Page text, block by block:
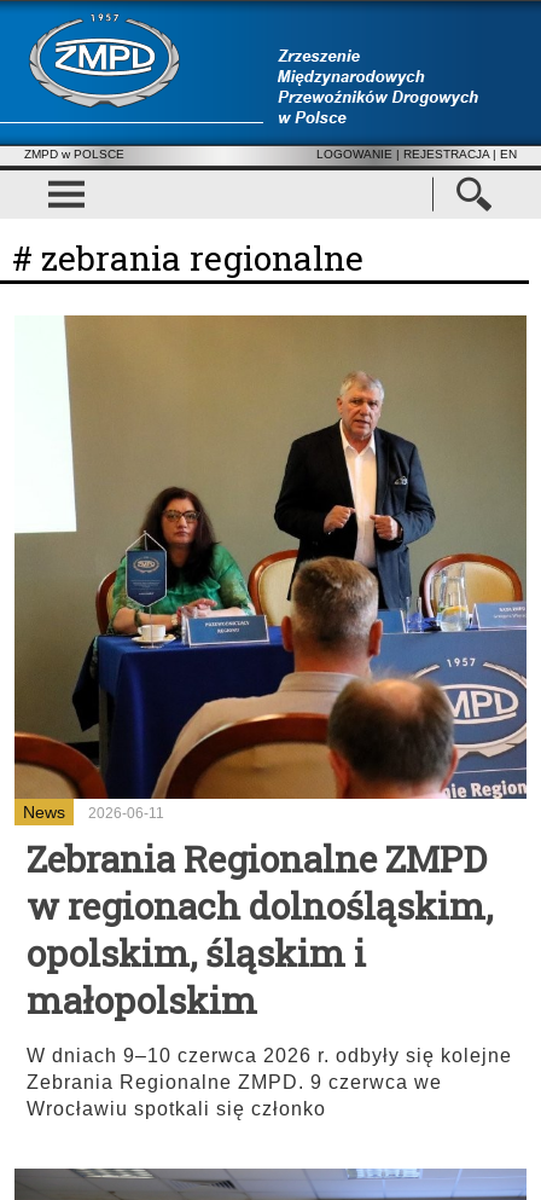
ZMPD w POLSCE LOGOWANIE | REJESTRACJA | EN
# zebrania regionalne
News 2026-06-11
Zebrania Regionalne ZMPD
w regionach dolnośląskim,
opolskim, śląskim i
małopolskim
W dniach 9–10 czerwca 2026 r. odbyły się kolejne
Zebrania Regionalne ZMPD. 9 czerwca we
Wrocławiu spotkali się członko